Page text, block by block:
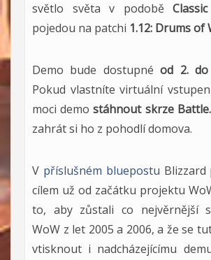
světlo světa v podobě
pojedou na patchi 1.12: Drums of
Demo bude dostupnéod 2.
Pokud vlastníte virtuální
moci demostáhnout skrze
zahrát si ho z pohodlí domova.
V příslušném bluepostu Blizzard
cílem už od začátku projektu
to, aby zůstali co nejvěrnější
WoW z let 2005 a 2006, a že se
vtisknout i nadcházejícímu